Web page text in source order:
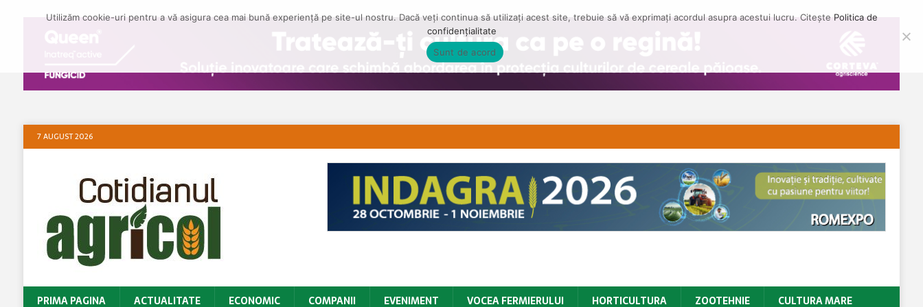
7 AUGUST 2026
PRIMA PAGINA ACTUALITATE ECONOMIC COMPANII EVENIMENT VOCEA FERMIERULUI HORTICULTURA ZOOTEHNIE
CULTURA MARE
Utilizăm cookie-uri pentru a vă asigura cea mai bună experiență pe site-ul nostru. Dacă veți continua să utilizați acest site, trebuie să vă exprimați acordul asupra acestui lucru. Citește Politica de
confidențialitate
Sunt de acord